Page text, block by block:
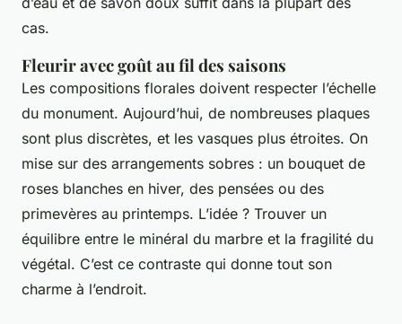
cas.
Fleurir avec goût au fil des saisons
Les compositions florales doivent respecter l’échelle
du monument. Aujourd’hui, de nombreuses plaques
sont plus discrètes, et les vasques plus étroites. On
mise sur des arrangements sobres : un bouquet de
roses blanches en hiver, des pensées ou des
primevères au printemps. L’idée ? Trouver un
équilibre entre le minéral du marbre et la fragilité du
végétal. C’est ce contraste qui donne tout son
charme à l’endroit.